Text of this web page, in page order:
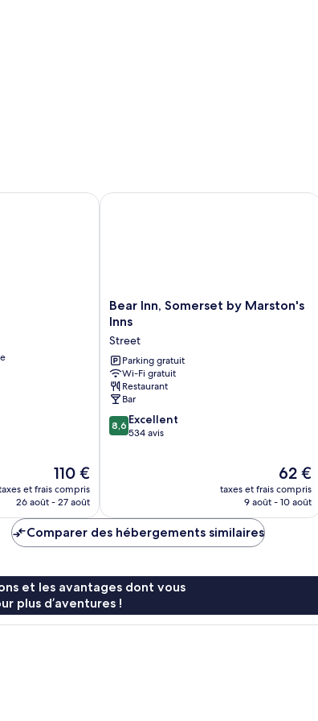
Le
nouveau
prix
de
110 €
110 €
et frais compris
26 août - 27 août
Bear
Inn,
by
Marston's
Inns
Street
Bear Inn, Somerset by Marston's
Inns
Street
Parking gratuit
Wi-Fi gratuit
Restaurant
Bar
8.6
sur
8,6 Excellent
534 avis
Le
nouveau
prix
62 €
taxes et frais compris
9 août - 10 août
Bear Inn, Somerset by Marston's Inns
Comparer des hébergements similaires
et les avantages dont vous
plus d’aventures !